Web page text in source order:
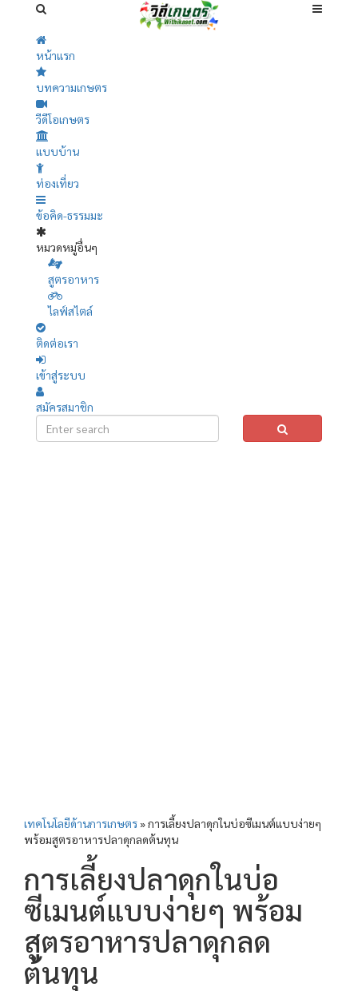
หน้าแรก
บทความเกษตร
วีดีโอเกษตร
แบบบ้าน
ท่องเที่ยว
ข้อคิด-ธรรมมะ
หมวดหมู่อื่นๆ
สูตรอาหาร
ไลฟ์สไตล์
ติดต่อเรา
เข้าสู่ระบบ
สมัครสมาชิก
เทคโนโลยีด้านการเกษตร»การเลี้ยงปลาดุกในบ่อซีเมนต์แบบง่ายๆ
พร้อมสูตรอาหารปลาดุกลดต้นทุน
การเลี้ยงปลาดุกในบ่อ
ซีเมนต์แบบง่ายๆ พร้อม
สูตรอาหารปลาดุกลด
ต้นทุน